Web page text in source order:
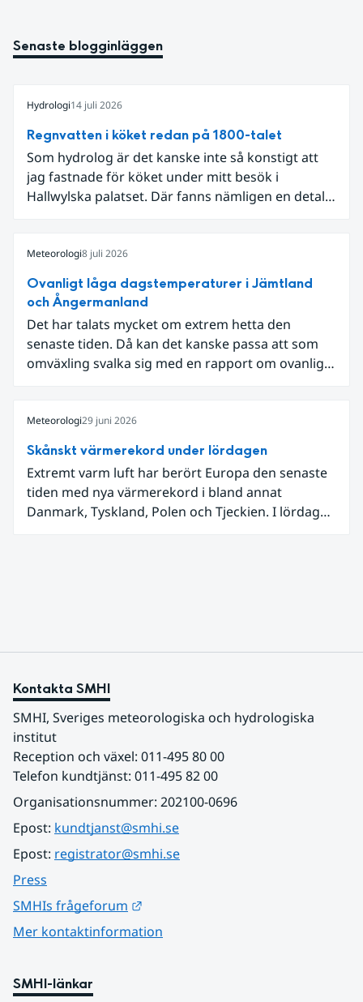
Senaste blogginläggen
Hydrologi14 juli 2026
Regnvatten i köket redan på 1800-talet
Som hydrolog är det kanske inte så konstigt att
jag fastnade för köket under mitt besök i
Hallwylska palatset. Där fanns nämligen en detalj
Meteorologi8 juli 2026
Ovanligt låga dagstemperaturer i Jämtland
och Ångermanland
Det har talats mycket om extrem hetta den
senaste tiden. Då kan det kanske passa att som
omväxling svalka sig med en rapport om ovanligt
Meteorologi29 juni 2026
Skånskt värmerekord under lördagen
Extremt varm luft har berört Europa den senaste
tiden med nya värmerekord i bland annat
Danmark, Tyskland, Polen och Tjeckien. I lördags
Kontakta SMHI
SMHI, Sveriges meteorologiska och hydrologiska
institut
Reception och växel: 011-495 80 00
Telefon kundtjänst: 011-495 82 00
Organisationsnummer: 202100-0696
Epost: kundtjanst@smhi.se
Epost: registrator@smhi.se
Press
SMHIs frågeforum
Mer kontaktinformation
SMHI-länkar